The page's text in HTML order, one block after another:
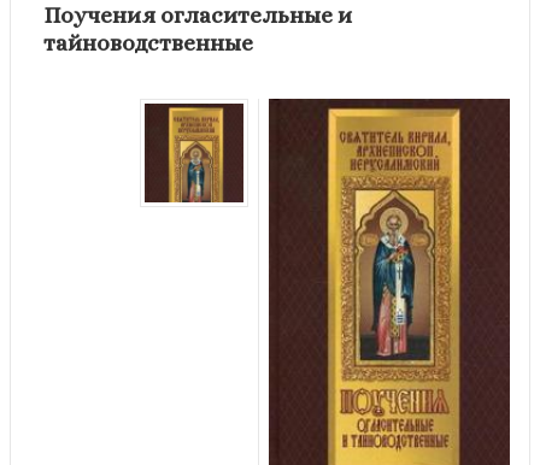
Поучения огласительные и
тайноводственные